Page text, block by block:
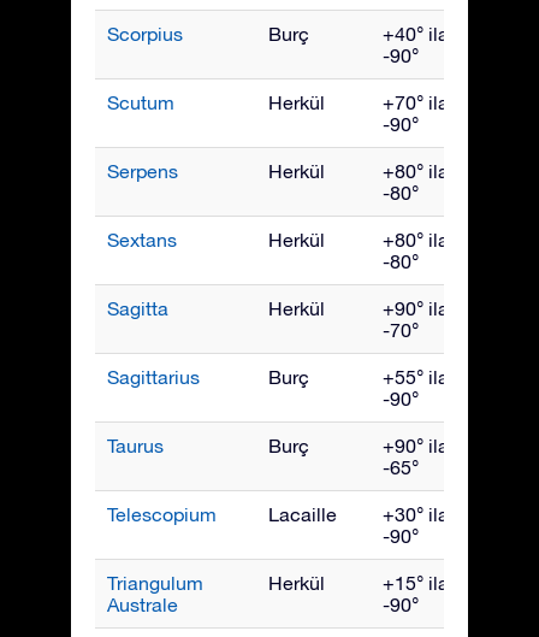
Scorpius Burç
+40° ila
-90°
Scutum Herkül
+70° ila
-90°
Serpens Herkül
+80° ila
-80°
Sextans Herkül
+80° ila
-80°
Sagitta Herkül
+90° ila
-70°
Sagittarius Burç
+55° ila
-90°
Taurus Burç
+90° ila
-65°
Telescopium Lacaille
+30° ila
-90°
Triangulum
Australe
Herkül
+15° ila
-90°